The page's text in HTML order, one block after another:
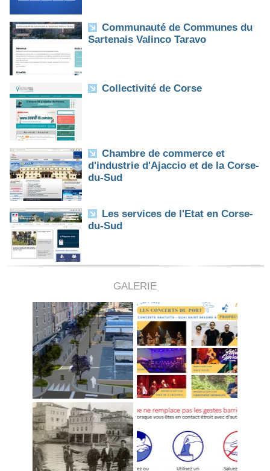
Communauté de Communes du
Sartenais Valinco Taravo
Collectivité de Corse
Chambre de commerce et
d'industrie d'Ajaccio et de la Corse-
du-Sud
Les services de l'Etat en Corse-
du-Sud
GALERIE